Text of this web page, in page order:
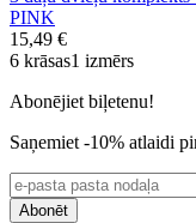
PINK
15,49 €
6 krāsas1 izmērs
Abonējiet biļetenu!
Saņemiet -10% atlaidi
Abonēt